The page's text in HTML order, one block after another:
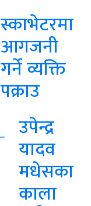
स्काभेटरमा
आगजनी
गर्ने व्यक्ति
पक्राउ
उपेन्द्र
यादव
मधेसका
काला